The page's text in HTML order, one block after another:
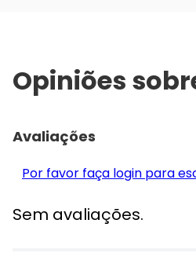
Opiniões
Avaliações
Por favor faça login para
Sem avaliações.